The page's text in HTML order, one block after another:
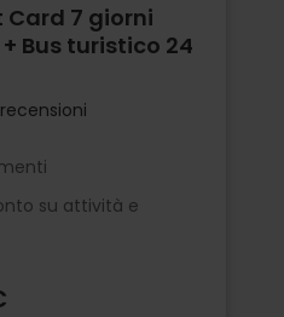
7 giorni
Bus turistico 24
su attività e